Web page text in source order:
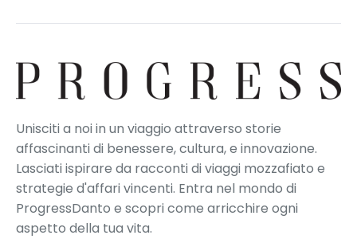
Unisciti a noi in un viaggio attraverso storie
affascinanti di benessere, cultura, e innovazione.
Lasciati ispirare da racconti di viaggi mozzafiato e
strategie d'affari vincenti. Entra nel mondo di
ProgressDanto e scopri come arricchire ogni
aspetto della tua vita.